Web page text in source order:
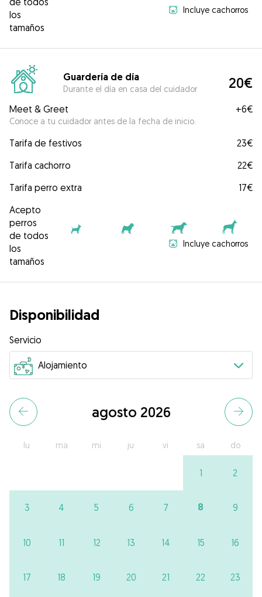
los
tamaños
Incluye cachorros
Guardería de día
Durante el día en casa del cuidador 20€
Meet & Greet
Conoce a tu cuidador antes de la fecha de inicio.
+6€
Tarifa de festivos
23€
Tarifa cachorro
22€
Tarifa perro extra
17€
Acepto
perros
de todos
los
tamaños
Incluye cachorros
Disponibilidad
Servicio
agosto 2026
lu ma mi ju vi sa do
1 2
3 4 5 6 7 8 9
10 11 12 13 14 15 16
17 18 19 20 21 22 23